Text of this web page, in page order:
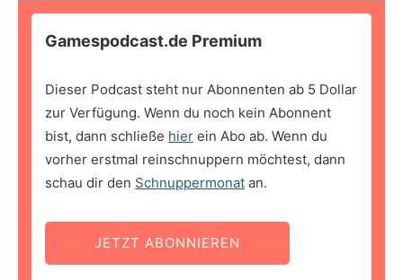
Gamespodcast.de Premium
Dieser Podcast steht nur Abonnenten ab 5 Dollar
zur Verfügung. Wenn du noch kein Abonnent
bist, dann schließe hier ein Abo ab. Wenn du
vorher erstmal reinschnuppern möchtest, dann
schau dir den Schnuppermonat an.
JETZT ABONNIEREN